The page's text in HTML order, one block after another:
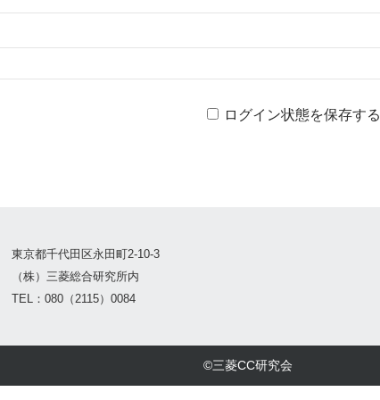
ログイン状態を保存する
東京都千代田区永田町2-10-3
（株）三菱総合研究所内
TEL：080（2115）0084
©三菱CC研究会